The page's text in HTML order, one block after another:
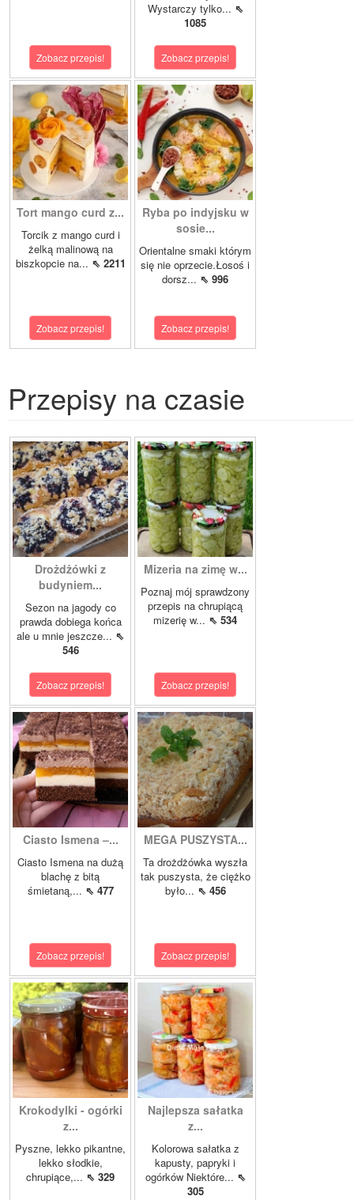
Zobacz przepis!
Wystarczy tylko... ⇖
1085
Zobacz przepis!
Tort mango curd z...
Torcik z mango curd i
żelką malinową na
biszkopcie na... ⇖ 2211
Zobacz przepis!
Ryba po indyjsku w
sosie...
Orientalne smaki którym
się nie oprzecie.Łosoś i
dorsz... ⇖ 996
Zobacz przepis!
Przepisy na czasie
Drożdżówki z
budyniem...
Sezon na jagody co
prawda dobiega końca
ale u mnie jeszcze... ⇖
546
Zobacz przepis!
Mizeria na zimę w...
Poznaj mój sprawdzony
przepis na chrupiącą
mizerię w... ⇖ 534
Zobacz przepis!
Ciasto Ismena –...
Ciasto Ismena na dużą
blachę z bitą
śmietaną,... ⇖ 477
Zobacz przepis!
MEGA PUSZYSTA...
Ta drożdżówka wyszła
tak puszysta, że ciężko
było... ⇖ 456
Zobacz przepis!
Krokodylki - ogórki
z...
Pyszne, lekko pikantne,
lekko słodkie,
chrupiące,... ⇖ 329
Najlepsza sałatka
z...
Kolorowa sałatka z
kapusty, papryki i
ogórków Niektóre... ⇖
305